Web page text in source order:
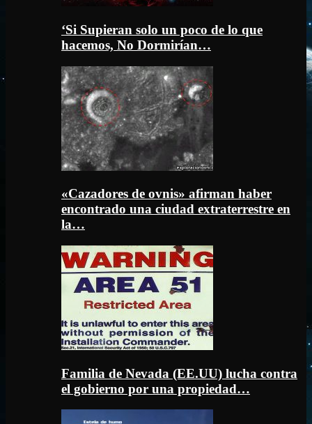
‘Si Supieran solo un poco de lo que
hacemos, No Dormirían…
«Cazadores de ovnis» afirman haber
encontrado una ciudad extraterrestre en
la…
Familia de Nevada (EE.UU) lucha contra
el gobierno por una propiedad…